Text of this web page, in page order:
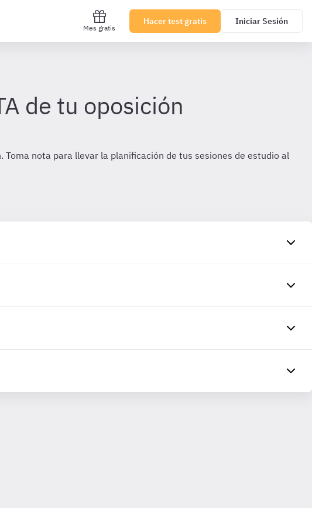
Mes gratis
Hacer test gratis Iniciar Sesión
de tu oposición
nota para llevar la planificación de tus sesiones de estudio al